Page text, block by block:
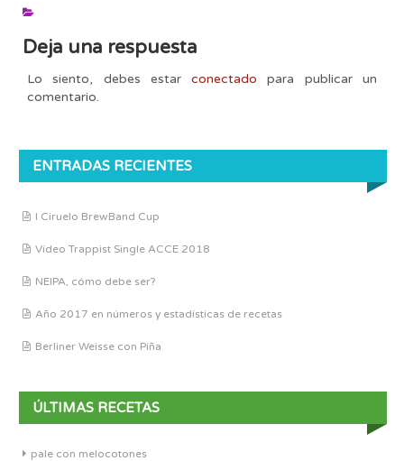
Deja una respuesta
Lo siento, debes estarconectado para publicar un
comentario.
ENTRADAS RECIENTES
I Ciruelo BrewBand Cup
Vídeo Trappist Single ACCE 2018
NEIPA, cómo debe ser?
Año 2017 en números y estadísticas de recetas
Berliner Weisse con Piña
ÚLTIMAS RECETAS
pale con melocotones